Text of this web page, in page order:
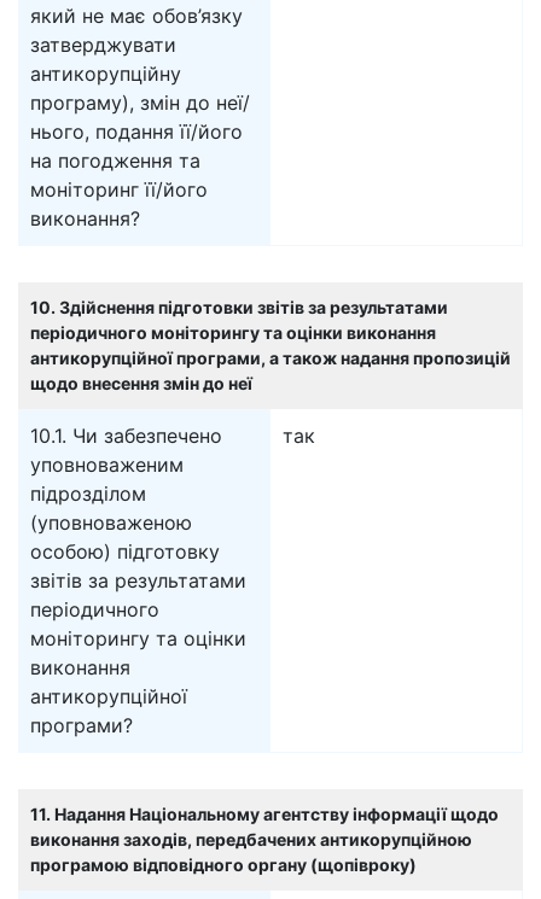
який не має обов’язку
затверджувати
антикорупційну
програму), змін до неї/
нього, подання її/його
на погодження та
моніторинг її/його
виконання?
10. Здійснення підготовки звітів за результатами
періодичного моніторингу та оцінки виконання
антикорупційної програми, а також надання пропозицій
щодо внесення змін до неї
10.1. Чи забезпечено
уповноваженим
підрозділом
(уповноваженою
особою) підготовку
звітів за результатами
періодичного
моніторингу та оцінки
виконання
антикорупційної
програми?
так
11. Надання Національному агентству інформації щодо
виконання заходів, передбачених антикорупційною
програмою відповідного органу (щопівроку)